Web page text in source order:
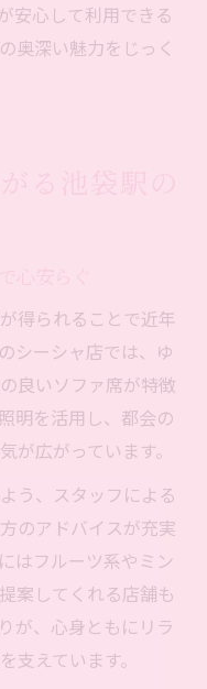
安心して利用できる
奥深い魅力をじっく
得られることで近年
シーシャ店では、ゆ
良いソファ席が特徴
明を活用し、都会の
が広がっています。
う、スタッフによる
のアドバイスが充実
はフルーツ系やミン
案してくれる店舗も
が、心身ともにリラ
支えています。